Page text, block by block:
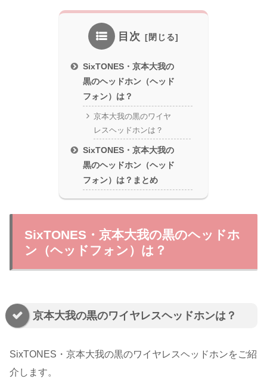
目次
SixTONES・京本大我の
黒のヘッドホン（ヘッド
フォン）は？
京本大我の黒のワイヤ
レスヘッドホンは？
SixTONES・京本大我の
黒のヘッドホン（ヘッド
フォン）は？まとめ
SixTONES・京本大我の黒のヘッドホ
ン（ヘッドフォン）は？
京本大我の黒のワイヤレスヘッドホンは？
SixTONES・京本大我の黒のワイヤレスヘッドホンをご紹
介します。